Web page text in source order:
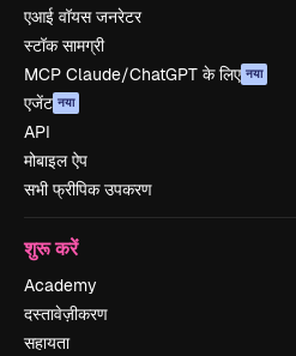
एआई वॉयस जनरेटर
स्टॉक सामग्री
MCP Claude/ChatGPT के लिए नया
एजेंट नया
API
मोबाइल ऐप
सभी फ्रीपिक उपकरण
शुरू करें
Academy
दस्तावेज़ीकरण
सहायता